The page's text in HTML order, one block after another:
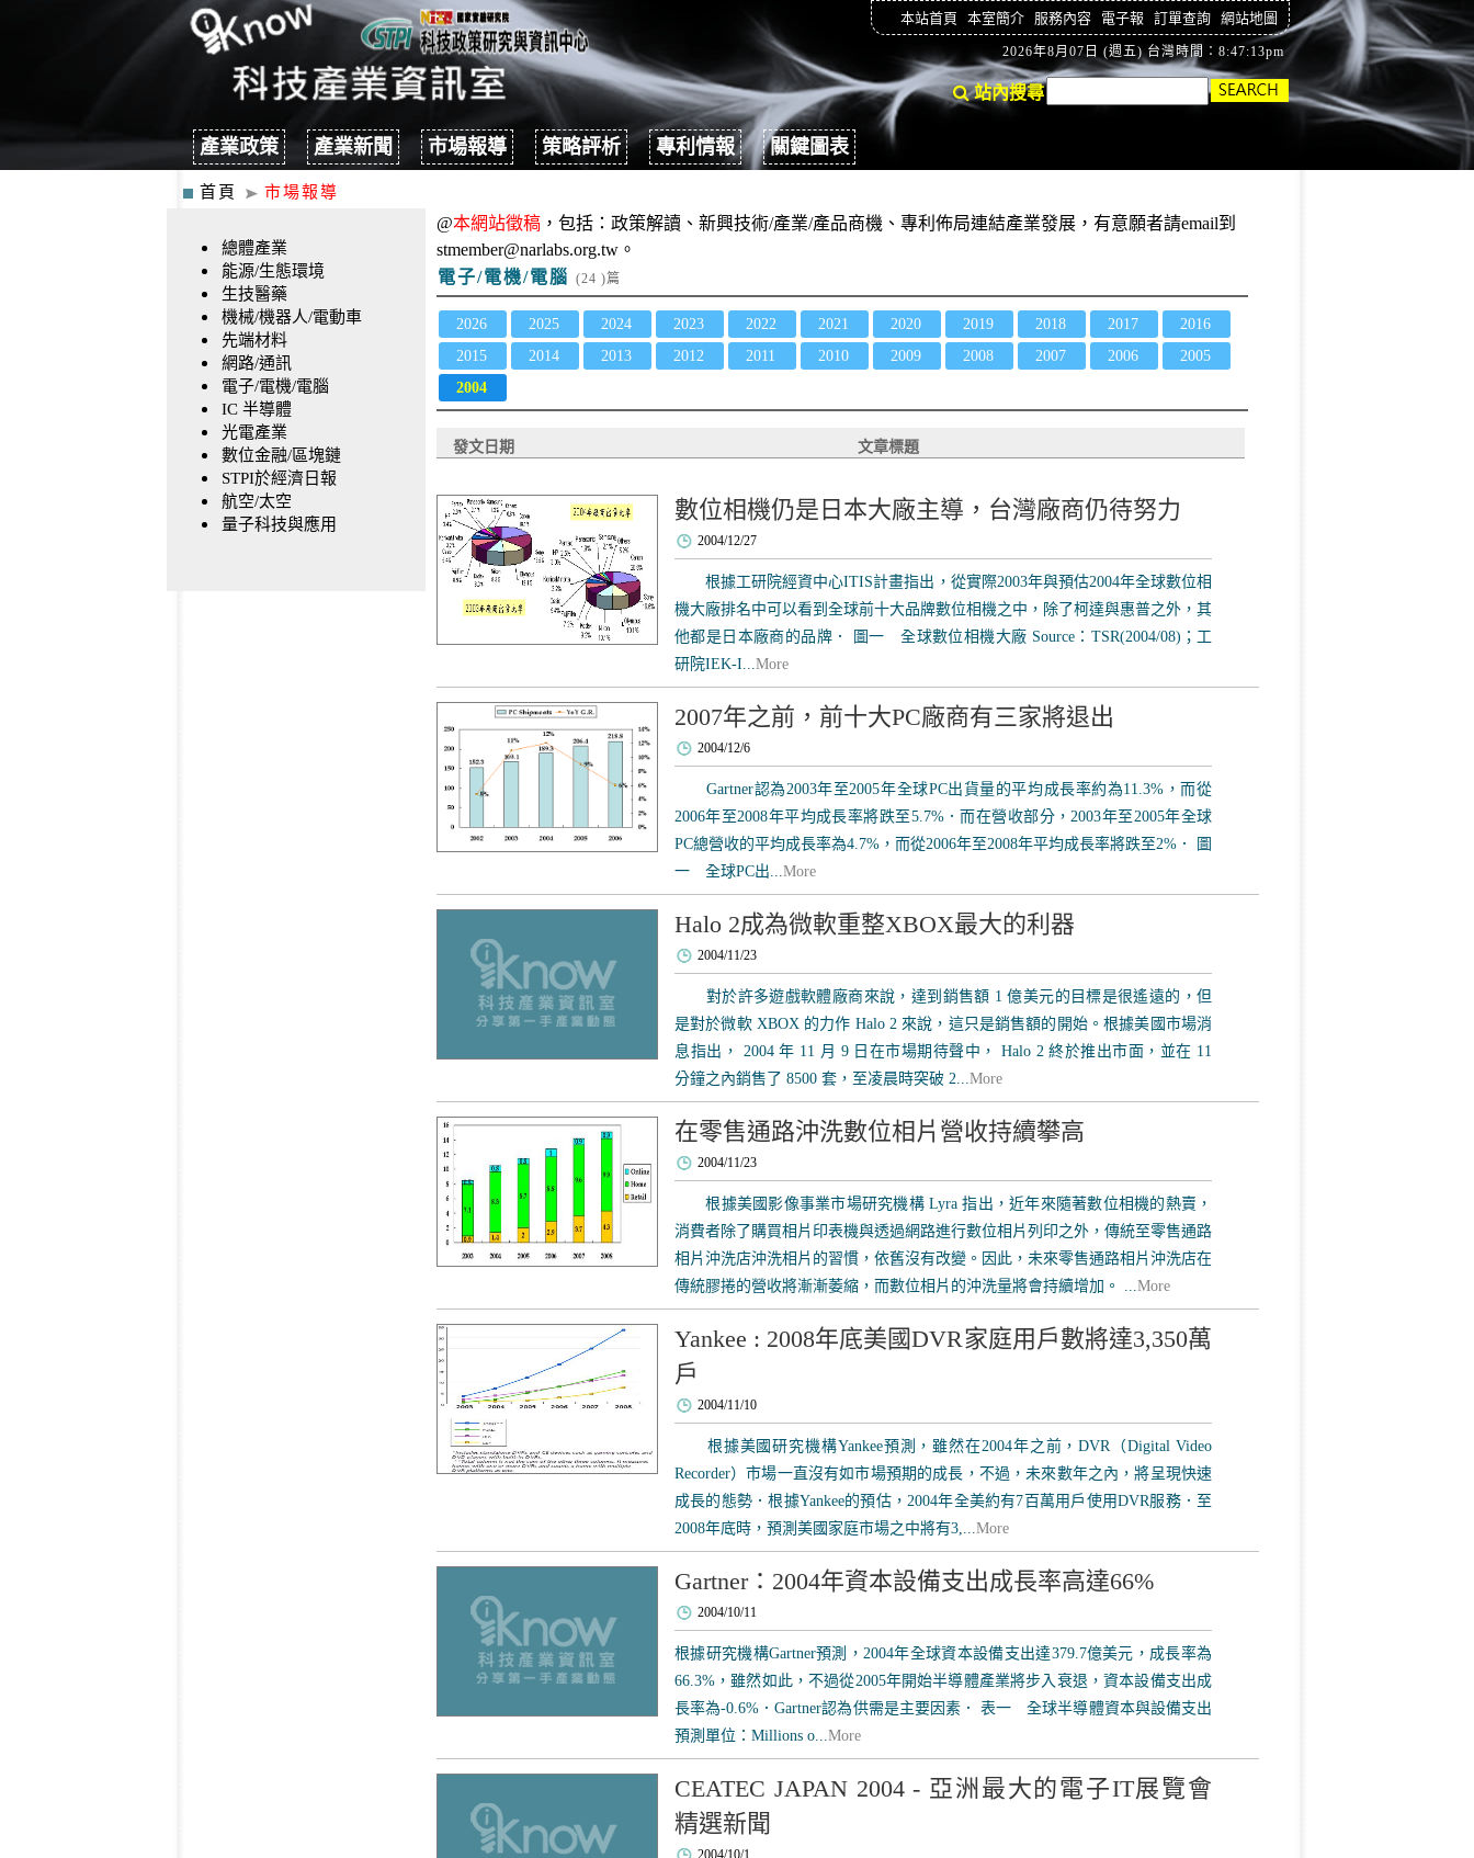
本站首頁 本室簡介 服務內容 電子報 訂單查詢 網站地圖
2026年8月07日 (週五) 台灣時間：8:47:14pm
站內搜尋
產業政策 產業新聞 市場報導 策略評析 專利情報 關鍵圖表
首頁 市場報導
總體產業
能源/生態環境
生技醫藥
機械/機器人/電動車
先端材料
網路/通訊
電子/電機/電腦
IC 半導體
光電產業
數位金融/區塊鏈
STPI於經濟日報
航空/太空
量子科技與應用
@本網站徵稿 ，包括：政策解讀、新興技術/產業/產品商機、專利佈局連結產業發展，有意願者請email到
stmember@narlabs.org.tw。
電子/電機/電腦 (24 )篇
2026 2025 2024 2023 2022 2021 2020 2019 2018 2017
2016
2015
2014 2013 2012 2011 2010 2009 2008 2007 2006
2005
2004
發文日期 文章標題
數位相機仍是日本大廠主導，台灣廠商仍待努力
2004/12/27
根據工研院經資中心ITIS計畫指出，從實際2003年與預估2004年全球數位相
機大廠排名中可以看到全球前十大品牌數位相機之中，除了柯達與惠普之外，其
他都是日本廠商的品牌． 圖一 全球數位相機大廠 Source：TSR(2004/08)；工
研院IEK-I...More
2007年之前，前十大PC廠商有三家將退出
2004/12/6
Gartner認為2003年至2005年全球PC出貨量的平均成長率約為11.3%，而從
2006年至2008年平均成長率將跌至5.7%．而在營收部分，2003年至2005年全球
PC總營收的平均成長率為4.7%，而從2006年至2008年平均成長率將跌至2%． 圖
一 全球PC出...More
Halo 2成為微軟重整XBOX最大的利器
2004/11/23
對於許多遊戲軟體廠商來說，達到銷售額 1 億美元的目標是很遙遠的，但
是對於微軟 XBOX 的力作 Halo 2 來說，這只是銷售額的開始。根據美國市場消
息指出， 2004 年 11 月 9 日在市場期待聲中， Halo 2 終於推出市面，並在 11
分鐘之內銷售了 8500 套，至凌晨時突破 2...More
在零售通路沖洗數位相片營收持續攀高
2004/11/23
根據美國影像事業市場研究機構 Lyra 指出，近年來隨著數位相機的熱賣，
消費者除了購買相片印表機與透過網路進行數位相片列印之外，傳統至零售通路
相片沖洗店沖洗相片的習慣，依舊沒有改變。因此，未來零售通路相片沖洗店在
傳統膠捲的營收將漸漸萎縮，而數位相片的沖洗量將會持續增加。 ...More
Yankee : 2008年底美國DVR家庭用戶數將達3,350萬
戶
2004/11/10
根據美國研究機構Yankee預測，雖然在2004年之前，DVR（Digital Video
Recorder）市場一直沒有如市場預期的成長，不過，未來數年之內，將呈現快速
成長的態勢．根據Yankee的預估，2004年全美約有7百萬用戶使用DVR服務．至
2008年底時，預測美國家庭市場之中將有3,...More
Gartner：2004年資本設備支出成長率高達66%
2004/10/11
根據研究機構Gartner預測，2004年全球資本設備支出達379.7億美元，成長率為
66.3%，雖然如此，不過從2005年開始半導體產業將步入衰退，資本設備支出成
長率為-0.6%．Gartner認為供需是主要因素． 表一 全球半導體資本與設備支出
預測單位：Millions o...More
CEATEC JAPAN 2004 - 亞洲最大的電子IT展覽會
精選新聞
2004/10/1